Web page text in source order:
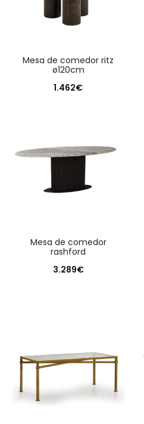
mesa de comedor ritz
ø120cm
1.462€
mesa de comedor
rashford
3.289€